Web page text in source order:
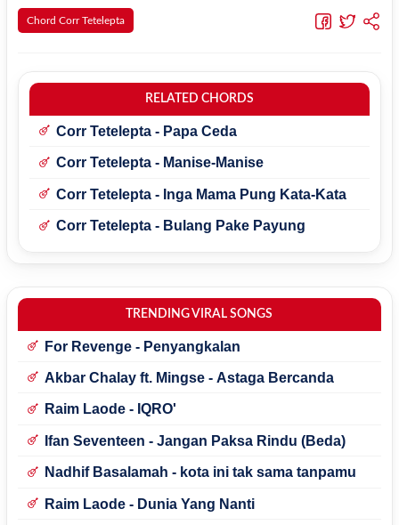
Chord Corr Tetelepta
RELATED CHORDS
Corr Tetelepta - Papa Ceda
Corr Tetelepta - Manise-Manise
Corr Tetelepta - Inga Mama Pung Kata-Kata
Corr Tetelepta - Bulang Pake Payung
TRENDING VIRAL SONGS
For Revenge - Penyangkalan
Akbar Chalay ft. Mingse - Astaga Bercanda
Raim Laode - IQRO'
Ifan Seventeen - Jangan Paksa Rindu (Beda)
Nadhif Basalamah - kota ini tak sama tanpamu
Raim Laode - Dunia Yang Nanti